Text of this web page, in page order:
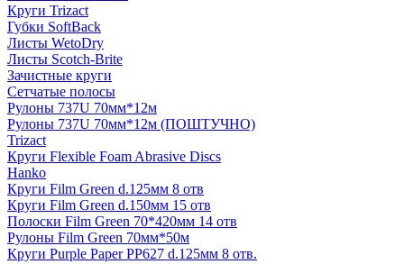
Круги Trizact
Губки SoftBack
Листы WetoDry
Листы Scotch-Brite
Зачистные круги
Сетчатые полосы
Рулоны 737U 70мм*12м
Рулоны 737U 70мм*12м (ПОШТУЧНО)
Trizact
Круги Flexible Foam Abrasive Discs
Hanko
Круги Film Green d.125мм 8 отв
Круги Film Green d.150мм 15 отв
Полоски Film Green 70*420мм 14 отв
Рулоны Film Green 70мм*50м
Круги Purple Paper PP627 d.125мм 8 отв.